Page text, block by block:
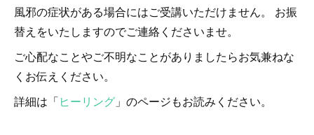
風邪の症状がある場合にはご受講いただけません。 お振
替えをいたしますのでご連絡くださいませ。
ご心配なことやご不明なことがありましたらお気兼ねな
くお伝えください。
詳細は「ヒーリング 」のページもお読みください。